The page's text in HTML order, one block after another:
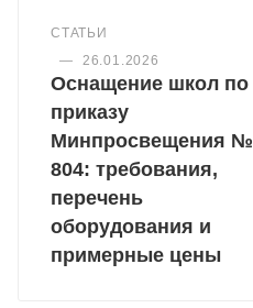
СТАТЬИ
—
26.01.2026
Оснащение школ по
приказу
Минпросвещения №
804: требования,
перечень
оборудования и
примерные цены